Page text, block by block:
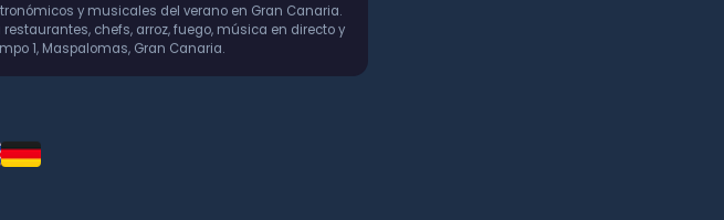
y musicales del verano en Gran Canaria.
restaurantes, chefs, arroz, fuego, música en directo y
1, Maspalomas, Gran Canaria.